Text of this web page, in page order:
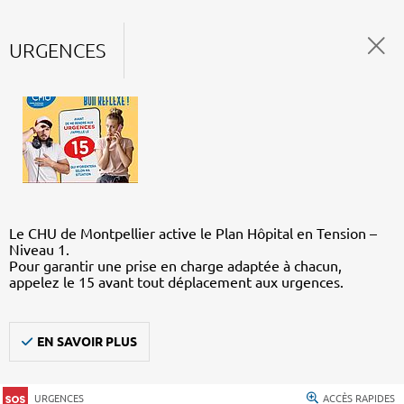
URGENCES
Le CHU de Montpellier active le Plan Hôpital en Tension –
Niveau 1.
Pour garantir une prise en charge adaptée à chacun,
appelez le 15 avant tout déplacement aux urgences.
EN SAVOIR PLUS
URGENCES ACCÈS RAPIDES